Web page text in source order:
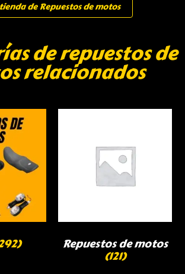
de Repuestos de motos
de repuestos de
relacionados
Repuestos de motos
(121)